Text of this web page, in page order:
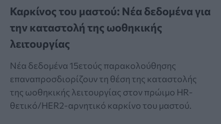
Καρκίνος του μαστού: Νέα δεδομένα για
την καταστολή της ωοθηκικής
λειτουργίας
Νέα δεδομένα 15ετούς παρακολούθησης
επαναπροσδιορίζουν τη θέση της καταστολής
της ωοθηκικής λειτουργίας στον πρώιμο HR-
θετικό/HER2-αρνητικό καρκίνο του μαστού.